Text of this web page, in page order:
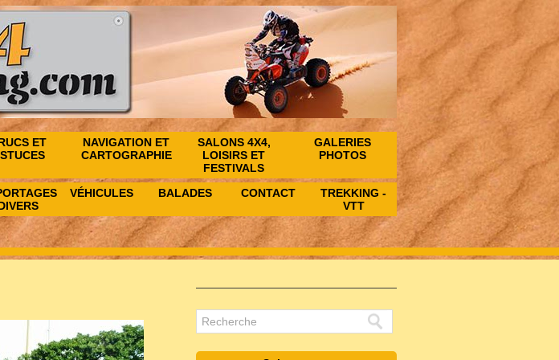
ET
NAVIGATION ET
CARTOGRAPHIE
SALONS 4X4,
LOISIRS ET
FESTIVALS
GALERIES
PHOTOS
VÉHICULES BALADES CONTACT
TREKKING -
VTT